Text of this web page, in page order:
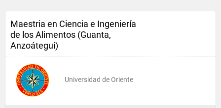
Maestria en Ciencia e Ingeniería
de los Alimentos (Guanta,
Anzoátegui)
Universidad de Oriente